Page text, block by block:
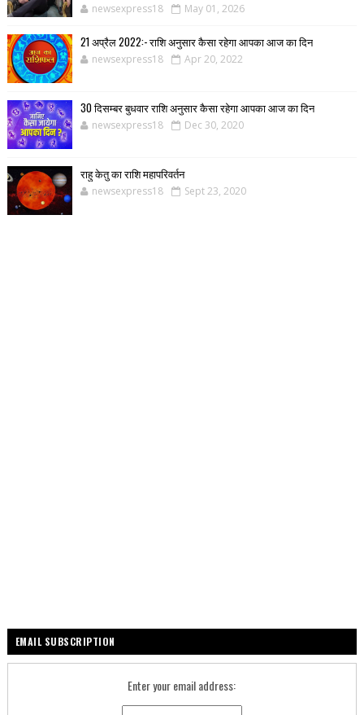
newsexpress18 May 01, 2026
21 अप्रैल 2022:- राशि अनुसार कैसा रहेगा आपका आज का दिन
newsexpress18 Apr 20, 2022
30 दिसम्बर बुधवार राशि अनुसार कैसा रहेगा आपका आज का दिन
newsexpress18 Dec 30, 2020
राहु केतु का राशि महापरिवर्तन
newsexpress18 Sept 23, 2020
EMAIL SUBSCRIPTION
Enter your email address: